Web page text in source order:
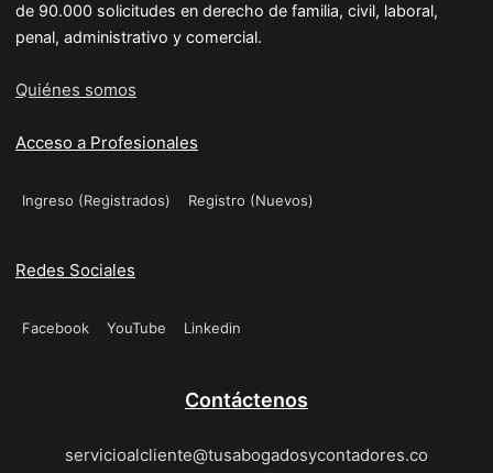
de 90.000 solicitudes en derecho de familia, civil, laboral,
penal, administrativo y comercial.
Quiénes somos
Acceso a Profesionales
Ingreso (Registrados) Registro (Nuevos)
Redes Sociales
Facebook YouTube Linkedin
Contáctenos
servicioalcliente@tusabogadosycontadores.co